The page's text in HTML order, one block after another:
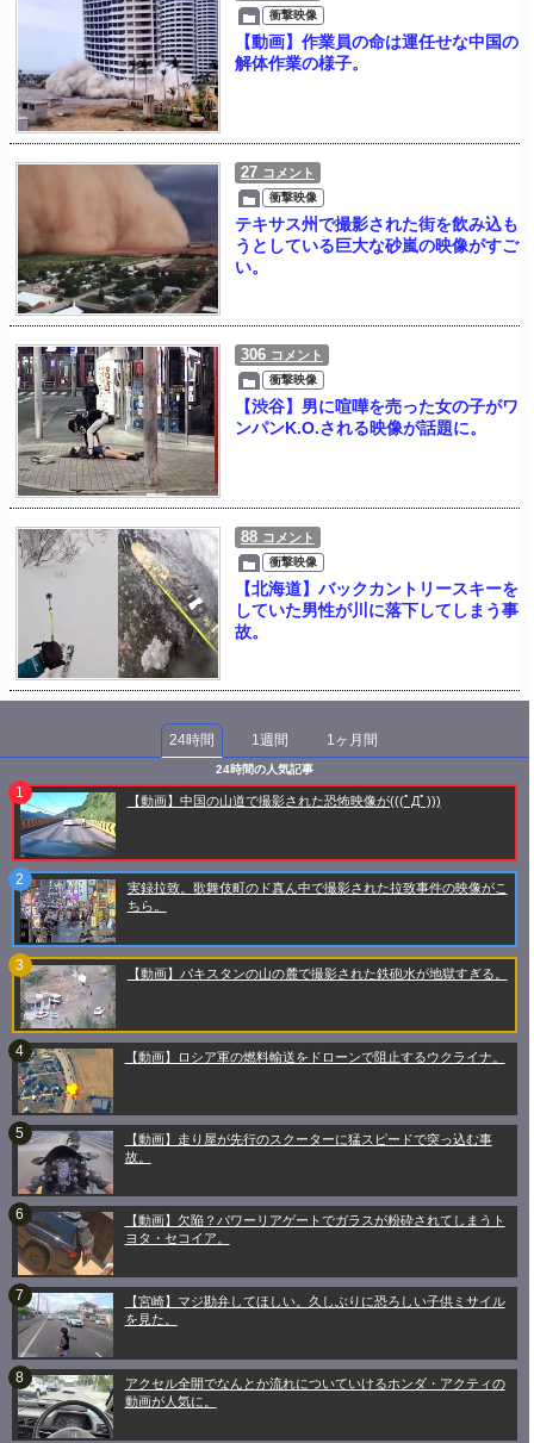
衝撃映像
【動画】作業員の命は運任せな中国の
解体作業の様子。
27 コメント
衝撃映像
テキサス州で撮影された街を飲み込も
うとしている巨大な砂嵐の映像がすご
い。
306 コメント
衝撃映像
【渋谷】男に喧嘩を売った女の子がワ
ンパンK.O.される映像が話題に。
88 コメント
衝撃映像
【北海道】バックカントリースキーを
していた男性が川に落下してしまう事
故。
24時間 1週間 1ヶ月間
24時間の人気記事
【動画】中国の山道で撮影された恐怖映像が(((ﾟДﾟ)))
実録拉致。歌舞伎町のド真ん中で撮影された拉致事件の映像がこ
ちら。
【動画】パキスタンの山の麓で撮影された鉄砲水が地獄すぎる。
【動画】ロシア軍の燃料輸送をドローンで阻止するウクライナ。
【動画】走り屋が先行のスクーターに猛スピードで突っ込む事
故。
【動画】欠陥？パワーリアゲートでガラスが粉砕されてしまうト
ヨタ・セコイア。
【宮崎】マジ勘弁してほしい。久しぶりに恐ろしい子供ミサイル
を見た。
アクセル全開でなんとか流れについていけるホンダ・アクティの
動画が人気に。